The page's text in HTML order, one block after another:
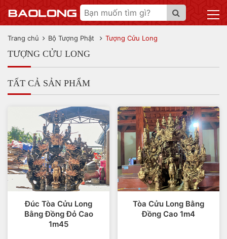
Trang chủ Bộ Tượng Phật Tượng Cửu Long
TƯỢNG CỬU LONG
TẤT CẢ SẢN PHẨM
Đúc Tòa Cửu Long
Bằng Đồng Đỏ Cao
1m45
Tòa Cửu Long Bằng
Đồng Cao 1m4